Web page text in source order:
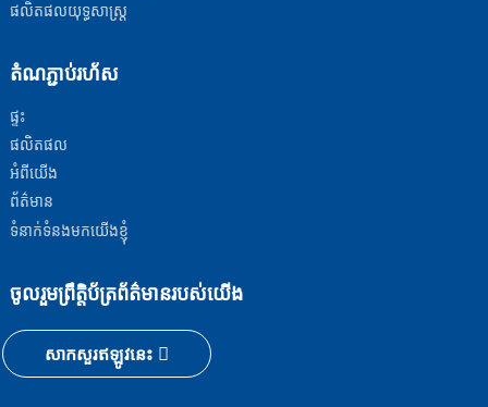
ផលិតផលយុទ្ធសាស្ត្រ
តំណភ្ជាប់រហ័ស
ផ្ទះ
ផលិតផល
អំពីយើង
ព័ត៌មាន
ទំនាក់ទំនងមកយើងខ្ញុំ
ចូលរួមព្រឹត្តិប័ត្រព័ត៌មានរបស់យើង
សាកសួរឥឡូវនេះ